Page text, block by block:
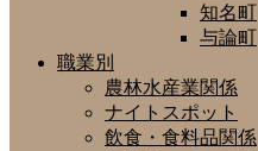
知名町
与論町
職業別
農林水産業関係
ナイトスポット
飲食・食料品関係